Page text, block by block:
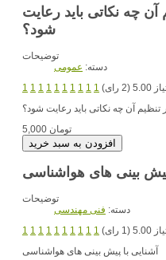
چه نکاتی باید رعایت
شود؟
توضیحات
دسته: عمومی
1 1 1 1 1 1 1 1 1 1
(2 رای)
آن چه نکاتی باید رعایت شود؟
5,000 تومان
پیش بینی های هواشناسی
توضیحات
دسته: فنی مهندسی
1 1 1 1 1 1 1 1 1 1
(1 رای)
آشنایی با پیش بینی های هواشناسی